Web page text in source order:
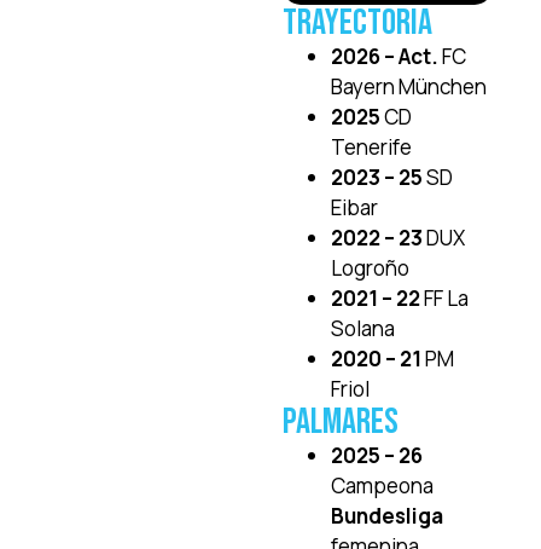
Trayectoria
2026 – Act.FC
Bayern München
2025CD
Tenerife
2023 – 25SD
Eibar
2022 – 23DUX
Logroño
2021 – 22FF La
Solana
2020 – 21PM
Friol
PALMARES
2025 – 26
Campeona
Bundesliga